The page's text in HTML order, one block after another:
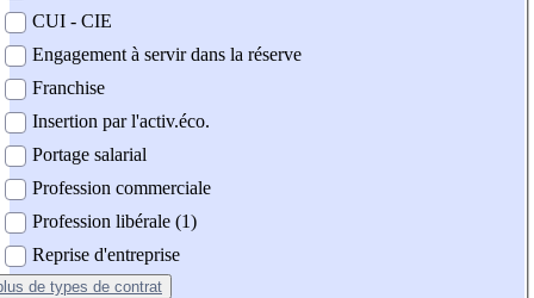
CUI - CIE
Engagement à servir dans la réserve
Franchise
Insertion par l'activ.éco.
Portage salarial
Profession commerciale
Profession libérale (1)
Reprise d'entreprise
de types de contrat